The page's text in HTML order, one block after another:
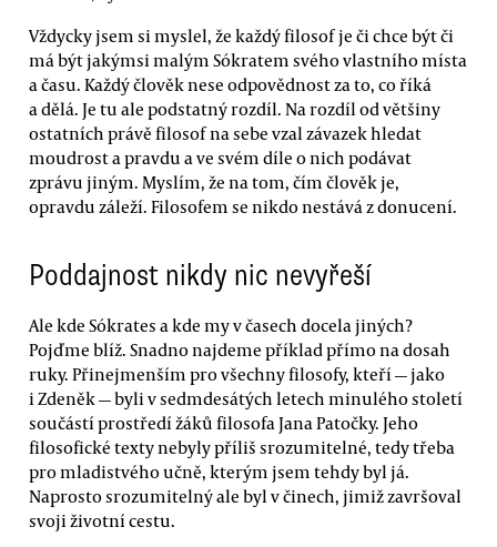
Vždycky jsem si myslel, že každý filosof je či chce být či
má být jakýmsi malým Sókratem svého vlastního místa
a času. Každý člověk nese odpovědnost za to, co říká
a dělá. Je tu ale podstatný rozdíl. Na rozdíl od většiny
ostatních právě filosof na sebe vzal závazek hledat
moudrost a pravdu a ve svém díle o nich podávat
zprávu jiným. Myslím, že na tom, čím člověk je,
opravdu záleží. Filosofem se nikdo nestává z donucení.
Poddajnost nikdy nic nevyřeší
Ale kde Sókrates a kde my v časech docela jiných?
Pojďme blíž. Snadno najdeme příklad přímo na dosah
ruky. Přinejmenším pro všechny filosofy, kteří — jako
i Zdeněk — byli v sedmdesátých letech minulého století
součástí prostředí žáků filosofa Jana Patočky. Jeho
filosofické texty nebyly příliš srozumitelné, tedy třeba
pro mladistvého učně, kterým jsem tehdy byl já.
Naprosto srozumitelný ale byl v činech, jimiž završoval
svoji životní cestu.